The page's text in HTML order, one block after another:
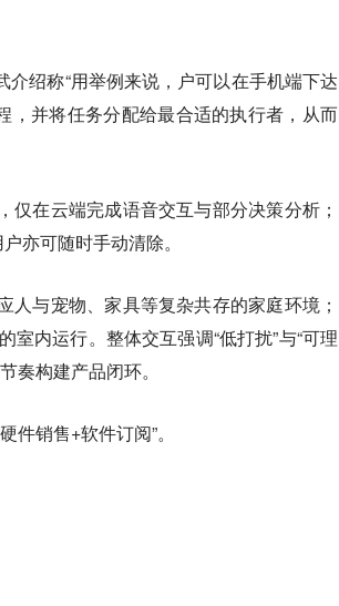
绍称“用举例来说，户可以在手机端下达
，并将任务分配给最合适的执行者，从而
在云端完成语音交互与部分决策分析；
亦可随时手动清除。
与宠物、家具等复杂共存的家庭环境；
内运行。整体交互强调“低打扰”与“可理
奏构建产品闭环。
销售+软件订阅”。